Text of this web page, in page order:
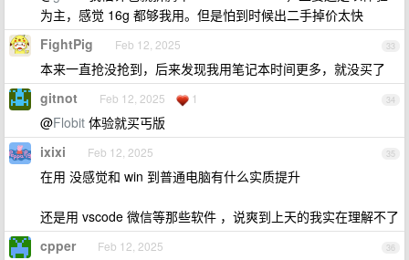
为主，感觉 16g 都够我用。但是怕到时候出二手掉价太快
33
FightPig Feb 12, 2025
本来一直抢没抢到，后来发现我用笔记本时间更多，就没买了
34
gitnot Feb 12, 2025 1
@Flobit 体验就买丐版
35
ixixi Feb 12, 2025
在用 没感觉和 win 到普通电脑有什么实质提升
还是用 vscode 微信等那些软件 ，说爽到上天的我实在理解不了
36
cpper Feb 12, 2025